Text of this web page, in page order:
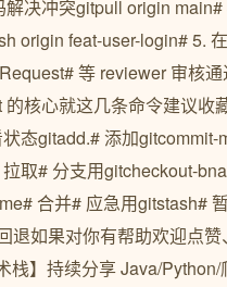
解决冲突gitpull origin
origin feat-user-login# 5.
等 reviewer 审核
的核心就这几条命令建议收
态gitadd.# 添加gitcommit-
取# 分支用gitcheckout-
合并# 应急用gitstash#
退如果对你有帮助欢迎点
栈】持续分享 Java/Python/